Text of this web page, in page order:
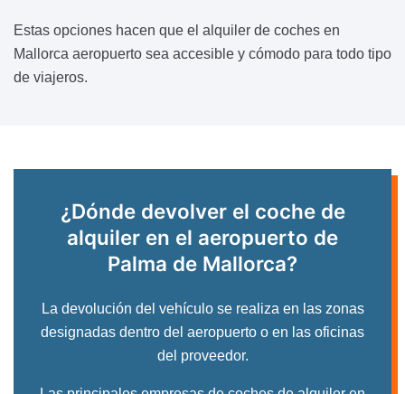
Estas opciones hacen que el alquiler de coches en
Mallorca aeropuerto sea accesible y cómodo para todo tipo
de viajeros.
¿Dónde devolver el coche de
alquiler en el aeropuerto de
Palma de Mallorca?
La devolución del vehículo se realiza en las zonas
designadas dentro del aeropuerto o en las oficinas
del proveedor.